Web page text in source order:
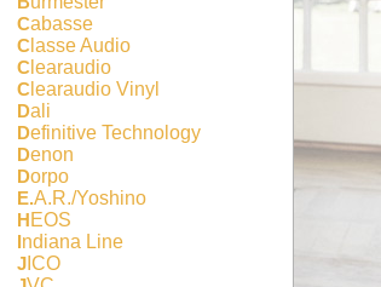
Cabasse
Classe Audio
Clearaudio
Clearaudio Vinyl
Dali
Definitive Technology
Denon
Dorpo
E.A.R./Yoshino
HEOS
Indiana Line
JICO